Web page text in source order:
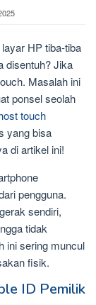
HP tiba-tiba
disentuh? Jika
Masalah ini
ponsel seolah
touch
yang bisa
di artikel ini!
pengguna.
sendiri,
tidak
ini sering muncul
fisik.
ID Pemilik